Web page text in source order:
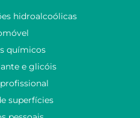
hidroalcoólicas
químicos
e glicóis
superfícies